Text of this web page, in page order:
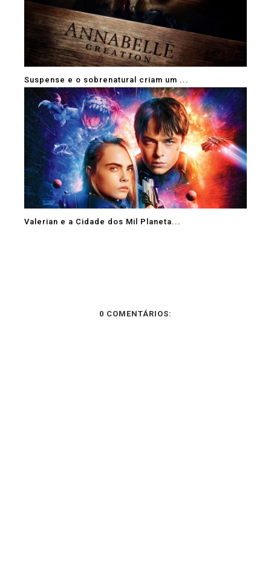
Suspense e o sobrenatural criam um ...
Valerian e a Cidade dos Mil Planeta...
0 COMENTÁRIOS: